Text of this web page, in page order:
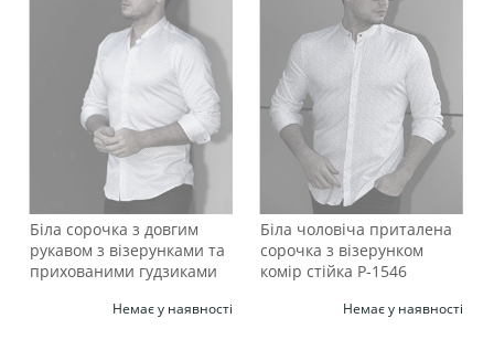
Біла сорочка з довгим
рукавом з візерунками та
прихованими гудзиками
Немає у наявності
Біла чоловіча приталена
сорочка з візерунком
комір стійка Р-1546
Немає у наявності